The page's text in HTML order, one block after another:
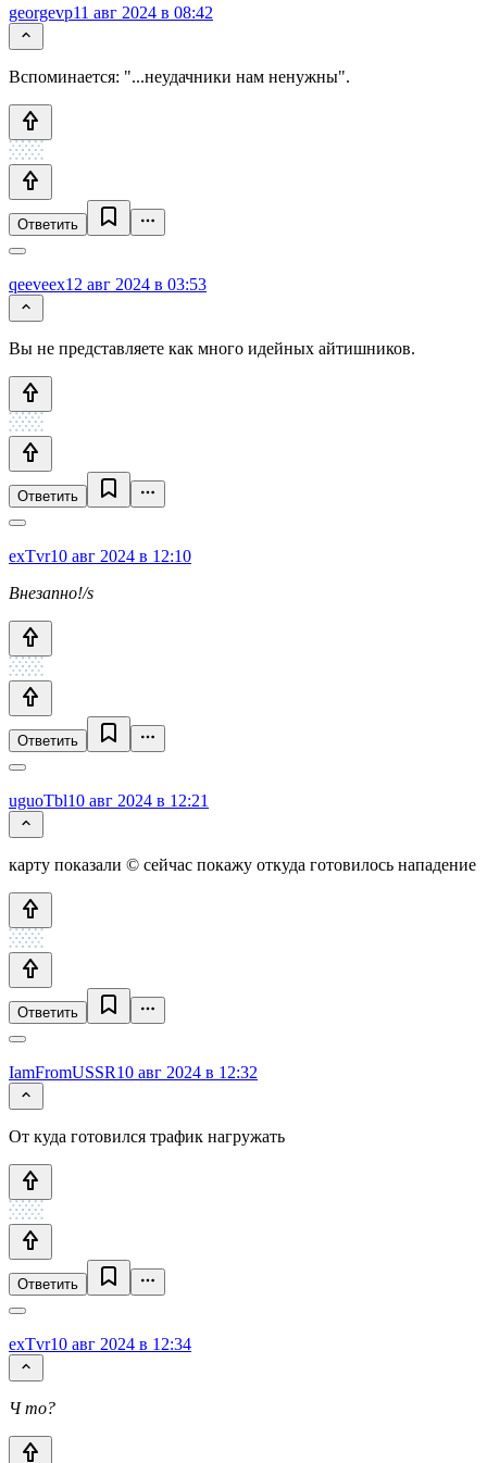
georgevp11 авг 2024 в 08:42
Вспоминается: "...неудачники нам ненужны".
Ответить
qeeveex12 авг 2024 в 03:53
Вы не представляете как много идейных айтишников.
Ответить
exTvr10 авг 2024 в 12:10
Внезапно!/s
Ответить
uguoTbl10 авг 2024 в 12:21
карту показали © сейчас покажу откуда готовилось нападение
Ответить
IamFromUSSR10 авг 2024 в 12:32
От куда готовился трафик нагружать
Ответить
exTvr10 авг 2024 в 12:34
Ч то?